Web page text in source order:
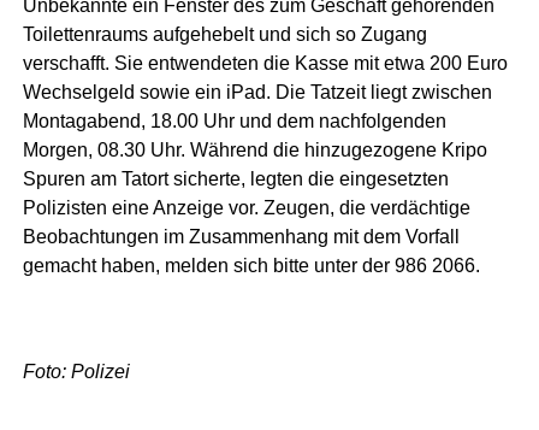
Unbekannte ein Fenster des zum Geschäft gehörenden
Toilettenraums aufgehebelt und sich so Zugang
verschafft. Sie entwendeten die Kasse mit etwa 200 Euro
Wechselgeld sowie ein iPad. Die Tatzeit liegt zwischen
Montagabend, 18.00 Uhr und dem nachfolgenden
Morgen, 08.30 Uhr. Während die hinzugezogene Kripo
Spuren am Tatort sicherte, legten die eingesetzten
Polizisten eine Anzeige vor. Zeugen, die verdächtige
Beobachtungen im Zusammenhang mit dem Vorfall
gemacht haben, melden sich bitte unter der 986 2066.
Foto: Polizei